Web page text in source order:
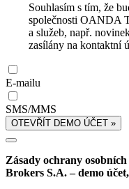
Souhlasím s tím, že
společnosti OANDA
a služeb, např.
zasílány na kontaktní
E-mailu
SMS/MMS
OTEVŘÍT DEMO ÚČET »
Zásady ochrany
Brokers S.A. – demo